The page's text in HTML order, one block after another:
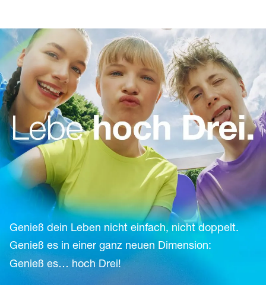
Genieß dein Leben nicht einfach, nicht doppelt.
Genieß es in einer ganz neuen Dimension:
Genieß es… hoch Drei!